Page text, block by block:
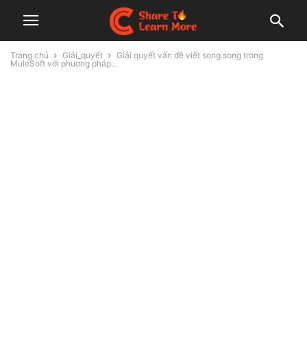
Trang chủ Giải_quyết
Giải quyết vấn đề viết song song trong
MuleSoft với phương pháp...